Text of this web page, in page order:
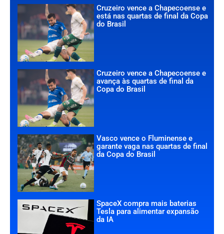
Cruzeiro vence a Chapecoense e
está nas quartas de final da Copa
do Brasil
Cruzeiro vence a Chapecoense e
avança às quartas de final da
Copa do Brasil
Vasco vence o Fluminense e
garante vaga nas quartas de final
da Copa do Brasil
SpaceX compra mais baterias
Tesla para alimentar expansão
da IA